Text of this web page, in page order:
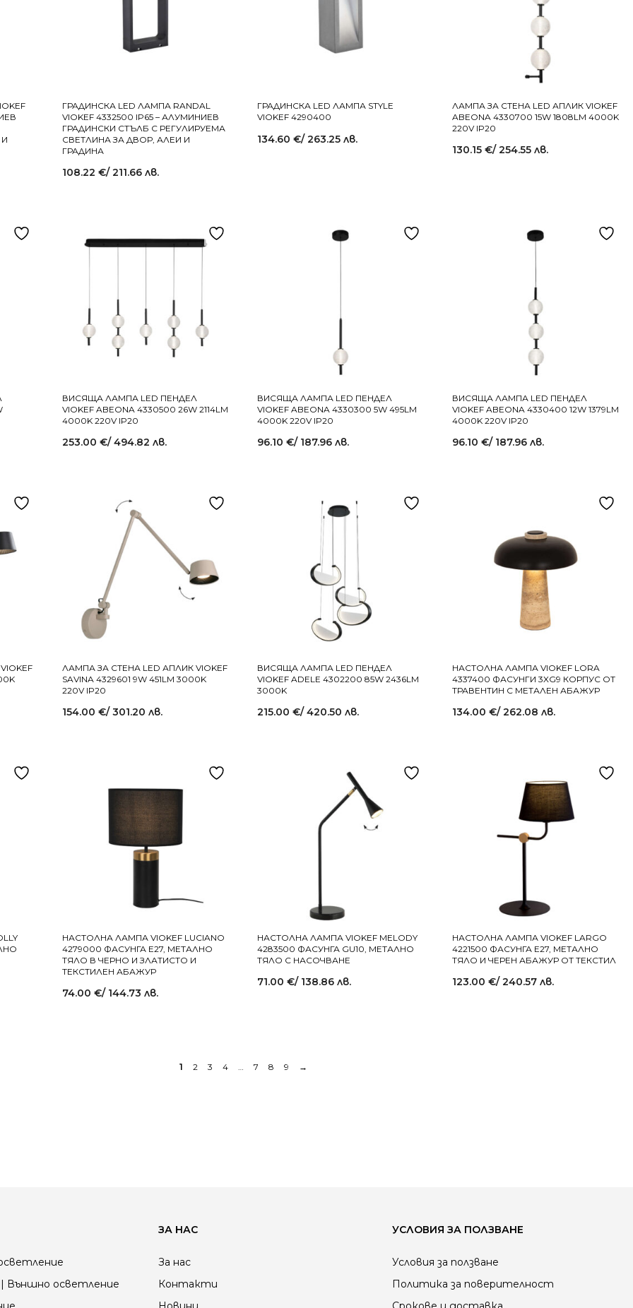
ГРАДИНСКА LED ЛАМПА RANDAL
VIOKEF 4332500 IP65 – АЛУМИНИЕВ
ГРАДИНСКИ СТЪЛБ С РЕГУЛИРУЕМА
СВЕТЛИНА ЗА ДВОР, АЛЕИ И
ГРАДИНА
108.22 €/ 211.66 лв.
ГРАДИНСКА LED ЛАМПА STYLE
VIOKEF 4290400
134.60 €/ 263.25 лв.
ЛАМПА ЗА СТЕНА LED АПЛИК VIOKEF
ABEONA 4330700 15W 1808LM 4000K
220V IP20
130.15 €/ 254.55 лв.
ВИСЯЩА ЛАМПА LED ПЕНДЕЛ
VIOKEF ABEONA 4330500 26W 2114LM
4000K 220V IP20
253.00 €/ 494.82 лв.
ВИСЯЩА ЛАМПА LED ПЕНДЕЛ
VIOKEF ABEONA 4330300 5W 495LM
4000K 220V IP20
96.10 €/ 187.96 лв.
ВИСЯЩА ЛАМПА LED ПЕНДЕЛ
VIOKEF ABEONA 4330400 12W 1379LM
4000K 220V IP20
96.10 €/ 187.96 лв.
ЛАМПА ЗА СТЕНА LED АПЛИК VIOKEF
SAVINA 4329601 9W 451LM 3000K
220V IP20
154.00 €/ 301.20 лв.
ВИСЯЩА ЛАМПА LED ПЕНДЕЛ
VIOKEF ADELE 4302200 85W 2436LM
3000K
215.00 €/ 420.50 лв.
НАСТОЛНА ЛАМПА VIOKEF LORA
4337400 ФАСУНГИ 3XG9 КОРПУС ОТ
ТРАВЕНТИН С МЕТАЛЕН АБАЖУР
134.00 €/ 262.08 лв.
НАСТОЛНА ЛАМПА VIOKEF LUCIANO
4279000 ФАСУНГА Е27, МЕТАЛНО
ТЯЛО В ЧЕРНО И ЗЛАТИСТО И
ТЕКСТИЛЕН АБАЖУР
74.00 €/ 144.73 лв.
НАСТОЛНА ЛАМПА VIOKEF MELODY
4283500 ФАСУНГА GU10, МЕТАЛНО
ТЯЛО С НАСОЧВАНЕ
71.00 €/ 138.86 лв.
НАСТОЛНА ЛАМПА VIOKEF LARGO
4221500 ФАСУНГА Е27, МЕТАЛНО
ТЯЛО И ЧЕРЕН АБАЖУР ОТ ТЕКСТИЛ
123.00 €/ 240.57 лв.
1 2 3 4 … 7 8 9 →
Външно осветление
ЗА НАС
За нас
Контакти
УСЛОВИЯ ЗА ПОЛЗВАНЕ
Условия за ползване
Политика за поверителност